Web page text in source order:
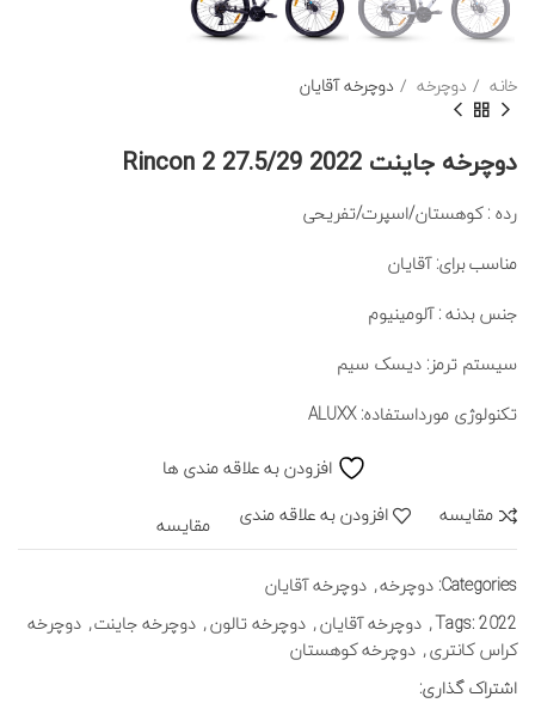
خانه دوچرخه دوچرخه آقایان
دوچرخه جاینت Rincon 2 27.5/29 2022
رده : کوهستان/اسپرت/تفریحی
مناسب برای: آقایان
جنس بدنه : آلومینیوم
سیستم ترمز: دیسک سیم
تکنولوژی مورداستفاده: ALUXX
افزودن به علاقه مندی ها
مقايسه افزودن به علاقه مندی مقایسه
Categories: دوچرخه, دوچرخه آقایان
Tags: 2022
, دوچرخه آقایان, دوچرخه تالون, دوچرخه جاینت, دوچرخه
کراس کانتری, دوچرخه کوهستان
اشتراک گذاری: